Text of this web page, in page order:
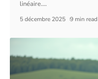
linéaire.…
5 décembre 2025 9 min read